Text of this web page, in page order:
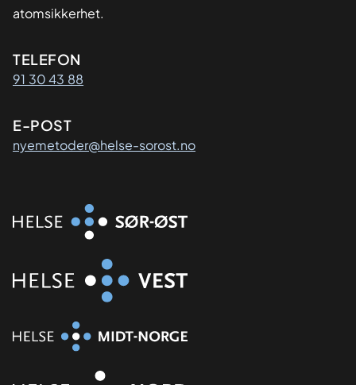
atomsikkerhet.
Kontaktinformasjon
TELEFON
91 30 43 88
E-POST
nyemetoder@helse-sorost.no
Organisasjon